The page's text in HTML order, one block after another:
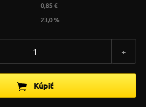
0,85 €
23,0 %
+
Kúpiť